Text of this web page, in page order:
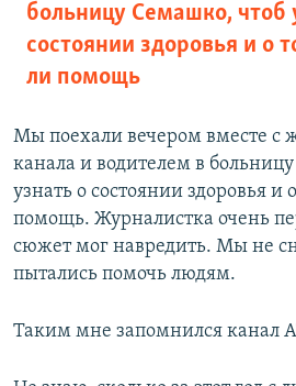
больницу Семашко, чтоб
состоянии здоровья и о
ли помощь
Мы поехали вечером вместе с
канала и водителем в
узнать о состоянии здоровья и
помощь. Журналистка очень
сюжет мог навредить. Мы не
пытались помочь людям.
Таким мне запомнился канал